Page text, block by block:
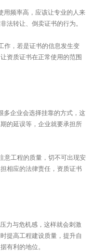
用频率高，应该让专业的人来
法转让、倒卖证书的行为。
作，若是证书的信息发生变
资质证书在正常使用的范围
多企业会选择挂靠的方式，这
的延误等，企业就要承担所
意工程的质量，切不可出现安
相应的法律责任，资质证书
力与危机感，这样就会刺激
提高工程建设质量，提升自
有利的地位。